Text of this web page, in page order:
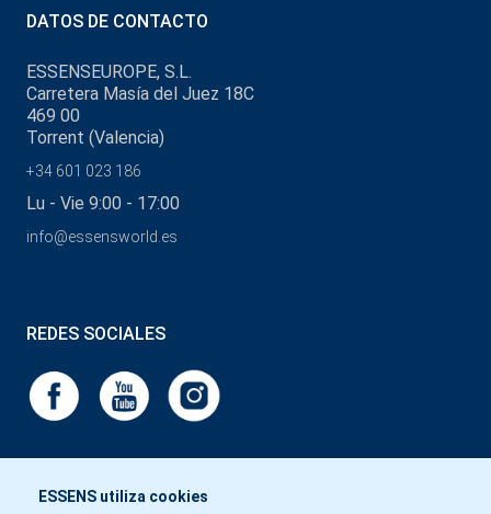
ESSENS utiliza cookies
DATOS DE CONTACTO
ESSENSEUROPE, S.L.
Carretera Masía del Juez 18C
469 00
Torrent (Valencia)
+34 601 023 186
Lu - Vie 9:00 - 17:00
info@essensworld.es
REDES SOCIALES